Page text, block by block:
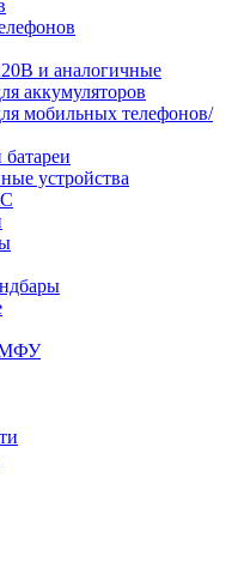
и аналогичные
аккумуляторов
мобильных телефонов/
устройства
МФУ